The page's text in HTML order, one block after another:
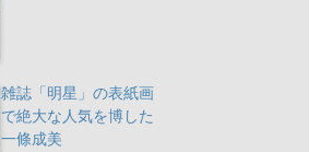
雑誌「明星」の表紙画
で絶大な人気を博した
一條成美